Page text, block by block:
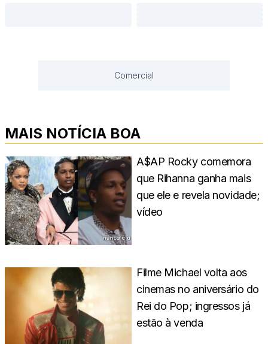
Comercial
MAIS NOTÍCIA BOA
A$AP Rocky comemora
que Rihanna ganha mais
que ele e revela novidade;
vídeo
Filme Michael volta aos
cinemas no aniversário do
Rei do Pop; ingressos já
estão à venda